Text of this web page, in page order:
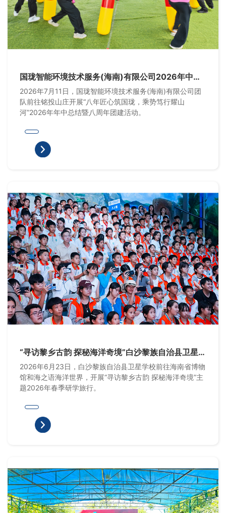
国珑智能环境技术服务(海南)有限公司2026年中总
结暨八周年团建活动
2026年7月11日，国珑智能环境技术服务(海南)有限公司团
队前往铭投山庄开展“八年匠心筑国珑，乘势笃行耀山
河”2026年年中总结暨八周年团建活动。
“寻访黎乡古韵 探秘海洋奇境”白沙黎族自治县卫星学
校2026年春季研学旅行
2026年6月23日，白沙黎族自治县卫星学校前往海南省博物
馆和海之语海洋世界，开展“寻访黎乡古韵 探秘海洋奇境”主
题2026年春季研学旅行。